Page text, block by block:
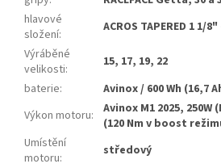
hlavové
složení:
ACROS TAPERED 1 1/
Výráběné
velikosti:
15, 17, 19, 22
baterie:
Avinox / 600 Wh (16,7
Výkon motoru:
Avinox M1 2025, 250W
(120 Nm v boost
Umístění
motoru:
středový